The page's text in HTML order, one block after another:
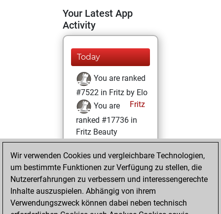
Your Latest App
Activity
Today
You are ranked
#7522 in Fritz by Elo
Fritz
You are
ranked #17736 in
Fritz Beauty
Freitag, Oktober
29, 2021
You won
against Fritz
Fritz
Wir verwenden Cookies und vergleichbare Technologien,
um bestimmte Funktionen zur Verfügung zu stellen, die
Nutzererfahrungen zu verbessern und interessengerechte
Inhalte auszuspielen. Abhängig von ihrem
Verwendungszweck können dabei neben technisch